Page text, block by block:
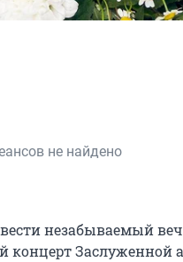
не найдено
незабываемый
концерт Заслуженной